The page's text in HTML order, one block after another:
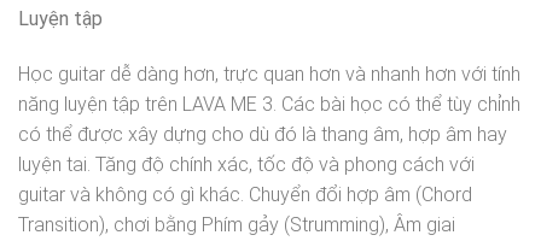
Luyện tập
Học guitar dễ dàng hơn, trực quan hơn và nhanh hơn với tính
năng luyện tập trên LAVA ME 3. Các bài học có thể tùy chỉnh
có thể được xây dựng cho dù đó là thang âm, hợp âm hay
luyện tai. Tăng độ chính xác, tốc độ và phong cách với
guitar và không có gì khác. Chuyển đổi hợp âm (Chord
Transition), chơi bằng Phím gảy (Strumming), Âm giai